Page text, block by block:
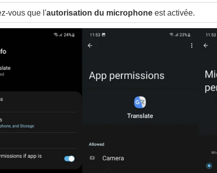
vous que l'autorisation du microphoneest activée.